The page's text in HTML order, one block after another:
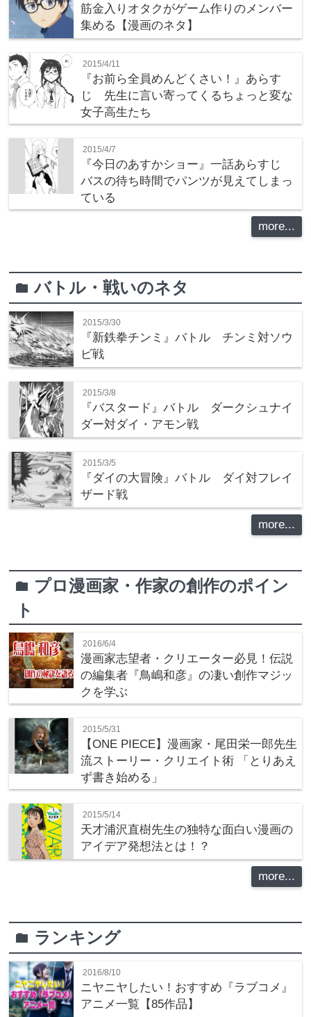
筋金入りオタクがゲーム作りのメンバー
集める【漫画のネタ】
2015/4/11
『お前ら全員めんどくさい！』あらす
じ 先生に言い寄ってくるちょっと変な
女子高生たち
2015/4/7
『今日のあすかショー』一話あらすじ
バスの待ち時間でパンツが見えてしまっ
ている
more...
folderバトル・戦いのネタ
2015/3/30
『新鉄拳チンミ』バトル チンミ対ソウ
ビ戦
2015/3/8
『バスタード』バトル ダークシュナイ
ダー対ダイ・アモン戦
2015/3/5
『ダイの大冒険』バトル ダイ対フレイ
ザード戦
more...
folder プロ漫画家・作家の創作のポイン
ト
2016/6/4
漫画家志望者・クリエーター必見！伝説
の編集者『鳥嶋和彦』の凄い創作マジッ
クを学ぶ
2015/5/31
【ONE PIECE】漫画家・尾田栄一郎先生
流ストーリー・クリエイト術 「とりあえ
ず書き始める」
2015/5/14
天才浦沢直樹先生の独特な面白い漫画の
アイデア発想法とは！？
more...
folder ランキング
2016/8/10
ニヤニヤしたい！おすすめ『ラブコメ』
アニメ一覧【85作品】